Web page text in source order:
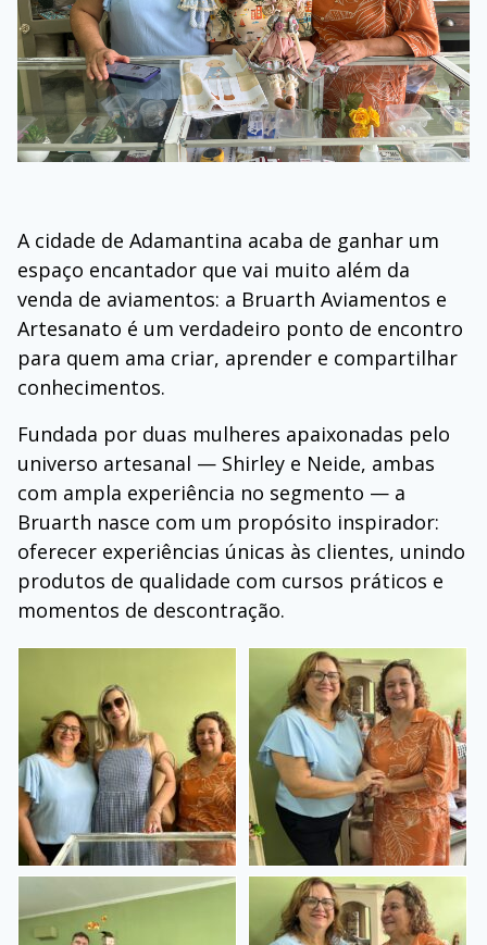
A cidade de Adamantina acaba de ganhar um
espaço encantador que vai muito além da
venda de aviamentos: a Bruarth Aviamentos e
Artesanato é um verdadeiro ponto de encontro
para quem ama criar, aprender e compartilhar
conhecimentos.
Fundada por duas mulheres apaixonadas pelo
universo artesanal — Shirley e Neide, ambas
com ampla experiência no segmento — a
Bruarth nasce com um propósito inspirador:
oferecer experiências únicas às clientes, unindo
produtos de qualidade com cursos práticos e
momentos de descontração.